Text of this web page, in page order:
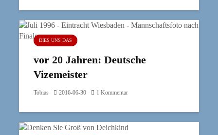
DIES UNS DAS
vor 20 Jahren: Deutsche
Vizemeister
Tobias 2016-06-30 1 Kommentar